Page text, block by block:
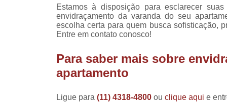
Estamos à disposição para esclarecer
envidraçamento da varanda do seu
escolha certa para quem busca sofisticação,
Entre em contato conosco!
Para saber mais sobre
apartamento
Ligue para (11) 4318-4800 ou clique aqui e